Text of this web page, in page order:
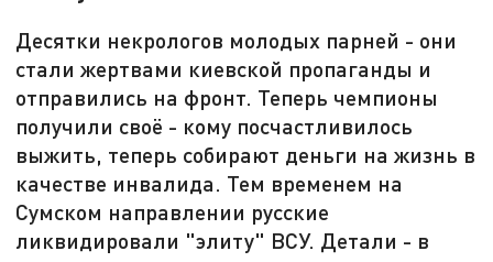
Десятки некрологов молодых парней - они
стали жертвами киевской пропаганды и
отправились на фронт. Теперь чемпионы
получили своё - кому посчастливилось
выжить, теперь собирают деньги на жизнь в
качестве инвалида. Тем временем на
Сумском направлении русские
ликвидировали "элиту" ВСУ. Детали - в